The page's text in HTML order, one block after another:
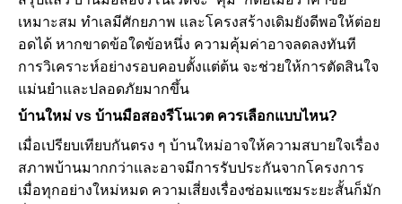
เหมาะสม ทำเลมีศักยภาพ และโครงสร้างเดิมยังดีพอให้ต่อย
อดได้ หากขาดข้อใดข้อหนึ่ง ความคุ้มค่าอาจลดลงทันที
การวิเคราะห์อย่างรอบคอบตั้งแต่ต้น จะช่วยให้การตัดสินใจ
แม่นยำและปลอดภัยมากขึ้น
บ้านใหม่ vs บ้านมือสองรีโนเวต ควรเลือกแบบไหน?
เมื่อเปรียบเทียบกันตรง ๆ บ้านใหม่อาจให้ความสบายใจเรื่อง
สภาพบ้านมากกว่าและอาจมีการรับประกันจากโครงการ
เมื่อทุกอย่างใหม่หมด ความเสี่ยงเรื่องซ่อมแซมระยะสั้นก็มัก